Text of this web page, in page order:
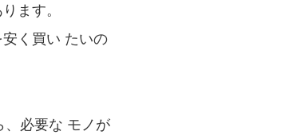
ます。
く買い たいの
、必要な モノが